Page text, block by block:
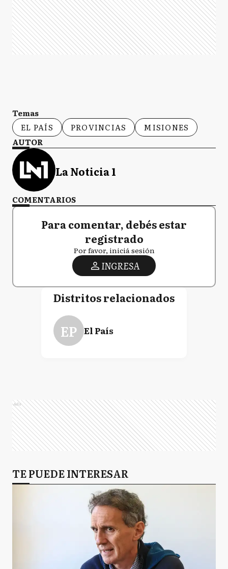
Temas
EL PAÍS
PROVINCIAS
MISIONES
AUTOR
La Noticia 1
COMENTARIOS
Para comentar, debés estar
registrado
Por favor, iniciá sesión
INGRESA
Distritos relacionados
EP El País
Ads
TE PUEDE INTERESAR